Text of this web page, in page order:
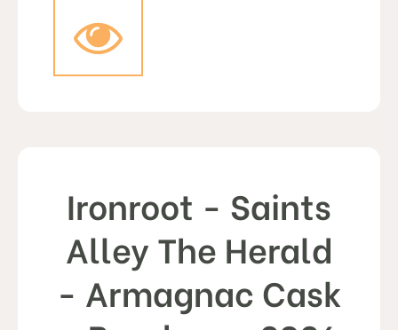
Ironroot - Saints
Alley The Herald
- Armagnac Cask